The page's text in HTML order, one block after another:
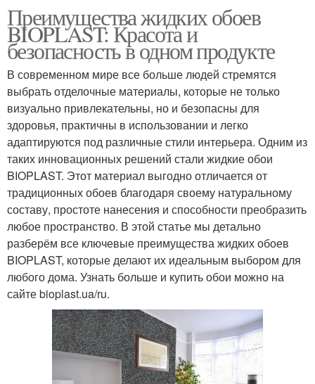
Преимущества жидких обоев
BIOPLAST: Красота и
безопасность в одном продукте
В современном мире все больше людей стремятся
выбрать отделочные материалы, которые не только
визуально привлекательны, но и безопасны для
здоровья, практичны в использовании и легко
адаптируются под различные стили интерьера. Одним из
таких инновационных решений стали жидкие обои
BIOPLAST. Этот материал выгодно отличается от
традиционных обоев благодаря своему натуральному
составу, простоте нанесения и способности преобразить
любое пространство. В этой статье мы детально
разберём все ключевые преимущества жидких обоев
BIOPLAST, которые делают их идеальным выбором для
любого дома. Узнать больше и купить обои можно на
сайте bioplast.ua/ru.